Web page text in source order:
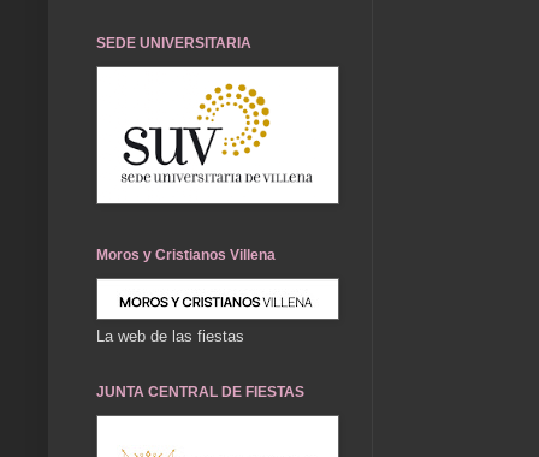
SEDE UNIVERSITARIA
Moros y Cristianos Villena
La web de las fiestas
JUNTA CENTRAL DE FIESTAS